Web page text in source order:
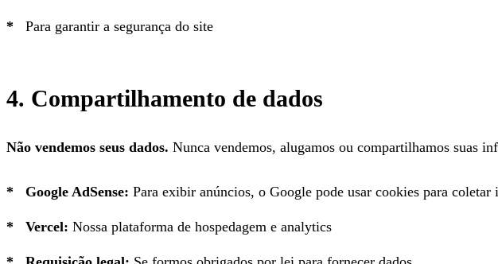
Para garantir a segurança do site
4. Compartilhamento de dados
Não vendemos seus dados. Nunca vendemos, alugamos ou compartilhamos suas
Google AdSense: Para exibir anúncios, o Google pode usar cookies para coletar
Vercel: Nossa plataforma de hospedagem e analytics